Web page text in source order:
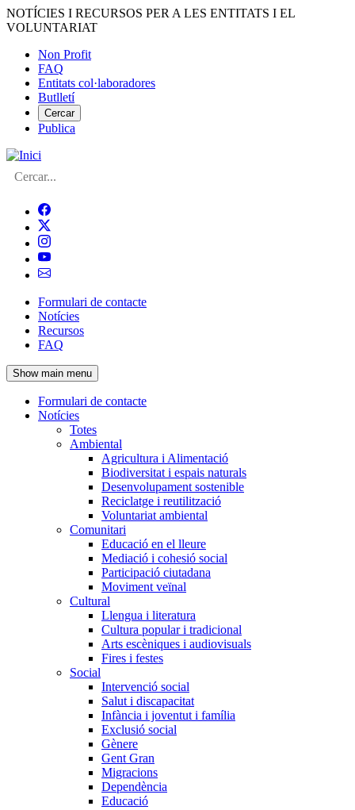
Vés
al
NOTÍCIES I RECURSOS PER A LES ENTITATS I EL
VOLUNTARIAT
Menú
del
compte
d'usuari
Non Profit
FAQ
Entitats col·laboradores
Butlletí
Cercar
Publica
Cerca
Navegació
principal
de
l'encapçalament
Formulari de contacte
Notícies
Recursos
FAQ
Show main menu
Navegació
principal
Formulari de contacte
Notícies
Totes
Ambiental
Agricultura i Alimentació
Biodiversitat i espais naturals
Desenvolupament sostenible
Reciclatge i reutilització
Voluntariat ambiental
Comunitari
Educació en el lleure
Mediació i cohesió social
Participació ciutadana
Moviment veïnal
Cultural
Llengua i literatura
Cultura popular i tradicional
Arts escèniques i audiovisuals
Fires i festes
Social
Intervenció social
Salut i discapacitat
Infància i joventut i família
Exclusió social
Gènere
Gent Gran
Migracions
Dependència
Educació